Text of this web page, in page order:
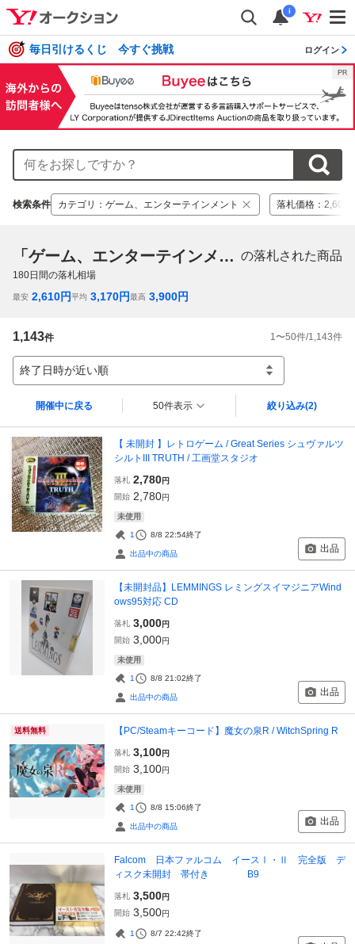
i
毎日引けるくじ 今すぐ挑戦 ログイン
検索条件 カテゴリ ： ゲーム、エンターテインメント 落札価格 ： 2,605
「ゲーム、エンターテインメント」 の落札された商品
180日間の落札相場
最安 2,610円平均 3,170円最高 3,900円
1,143件 1 〜50件/1,143件
終了日時が近い順
開催中に戻る 50件表示 絞り込み(2)
【 未開封 】レトロゲーム / Great Series シュヴァルツ
シルトIII TRUTH / 工画堂スタジオ
落札 2,780円
開始 2,780円
未使用
1 8/8 22:54終了
出品中の商品 出品
【未開封品】LEMMINGS レミングスイマジニアWind
ows95対応 CD
落札 3,000円
開始 3,000円
未使用
1 8/8 21:02終了
出品中の商品 出品
送料無料 【PC/Steamキーコード】魔女の泉R / WitchSpring R
落札 3,100円
開始 3,100円
未使用
1 8/8 15:06終了
出品中の商品 出品
Falcom 日本ファルコム イースⅠ・Ⅱ 完全版 デ
ィスク未開封 帯付き B9
落札 3,500円
開始 3,500円
1 8/7 22:42終了